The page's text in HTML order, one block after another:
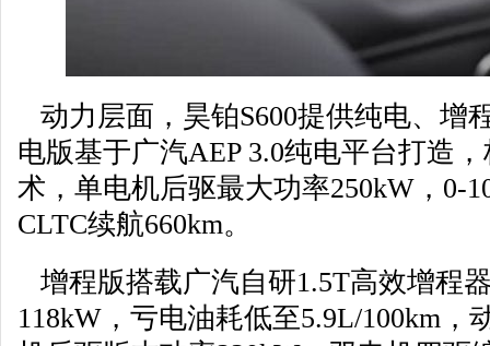
动力层面，昊铂S600提供纯电、增
电版基于广汽AEP 3.0纯电平台打造
术，单电机后驱最大功率250kW，0-
CLTC续航660km。
增程版搭载广汽自研1.5T高效增程
118kW，亏电油耗低至5.9L/100km，